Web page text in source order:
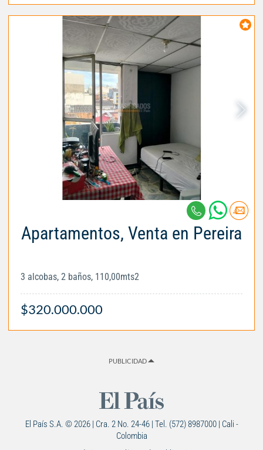
Apartamentos, Venta en Pereira
3 alcobas, 2 baños, 110,00mts2
$320.000.000
PUBLICIDAD
El País S.A. © 2026 | Cra. 2 No. 24-46 | Tel. (572) 8987000 | Cali -
Colombia